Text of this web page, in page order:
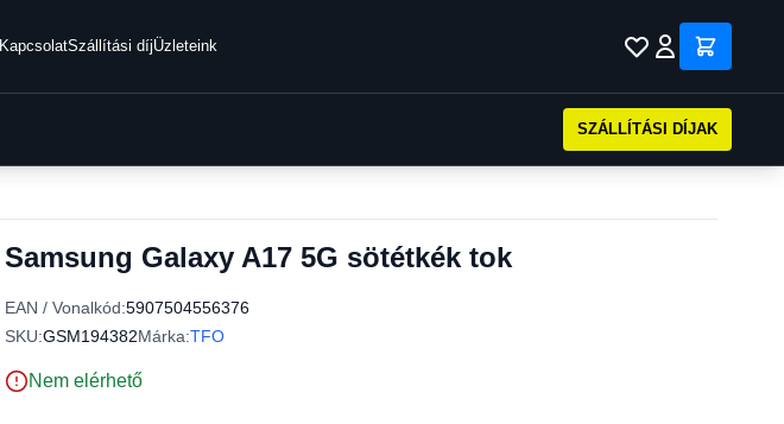
KapcsolatSzállítási díjÜzleteink
SZÁLLÍTÁSI DÍJAK
Samsung Galaxy A17 5G sötétkék tok
EAN / Vonalkód:5907504556376
SKU:GSM194382Márka:TFO
Nem elérhető